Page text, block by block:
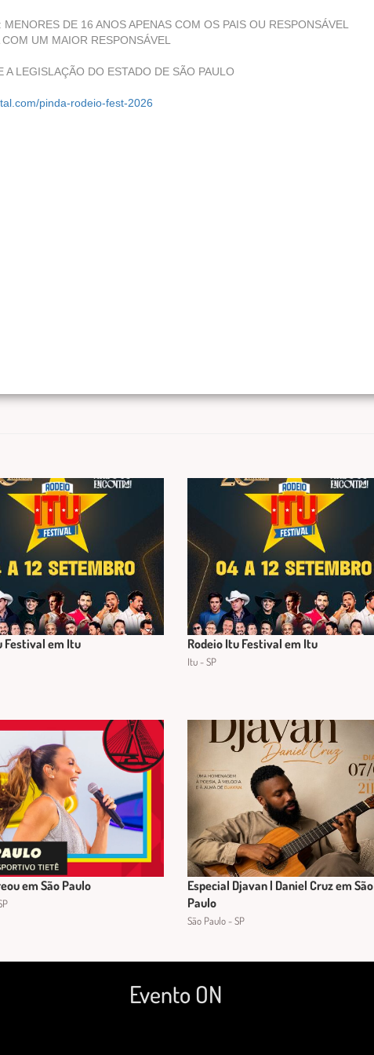
DE 16 ANOS APENAS COM OS PAIS OU RESPONSÁVEL
UM MAIOR RESPONSÁVEL
LEGISLAÇÃO DO ESTADO DE SÃO PAULO
pinda-rodeio-fest-2026
Festival em Itu Rodeio Itu Festival em Itu
Itu - SP
em São Paulo
Especial Djavan | Daniel Cruz em São
Paulo
São Paulo - SP
Evento ON